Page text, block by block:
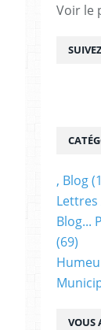
Voir le
VOUS
, Blog
Lettres
Blog...
(69)